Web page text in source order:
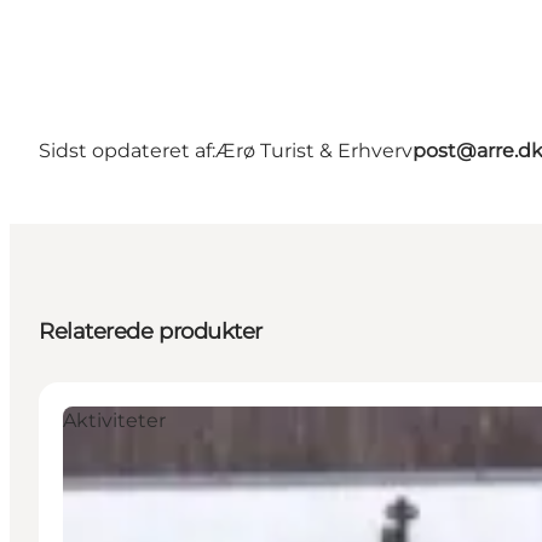
Sidst opdateret af:Ærø Turist & Erhvervpost@arre.dk
Relaterede produkter
Aktiviteter